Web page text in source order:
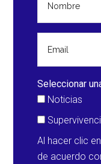
Seleccionar
Noticias
Al hacer clic
de acuerdo